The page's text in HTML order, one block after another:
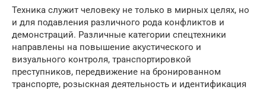
Техника служит человеку не только в мирных целях, но
и для подавления различного рода конфликтов и
демонстраций. Различные категории спецтехники
направлены на повышение акустического и
визуального контроля, транспортировкой
преступников, передвижение на бронированном
транспорте, розыскная деятельность и идентификация